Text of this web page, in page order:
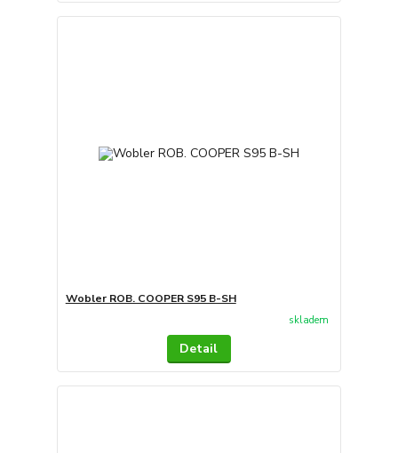
Wobler ROB. COOPER S95 B-SH
skladem
Detail